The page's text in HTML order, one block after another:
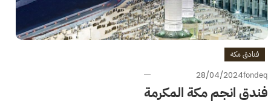
فنادق مكة
28/04/2024fondeq
فندق انجم مكة المكرمة